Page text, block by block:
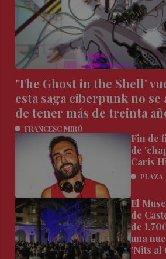
'The Ghost in the Shell'
esta saga ciberpunk no se
de tener más de treinta
FRANCESC MIRÓ
Fin de
de
Caris
PLAZA
El
de
de
una
'Nits al